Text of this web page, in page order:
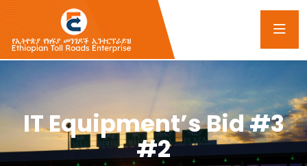
IT Equipment’s Bid #3
#2